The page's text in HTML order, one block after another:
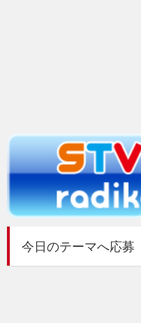
今日のテーマへ応募